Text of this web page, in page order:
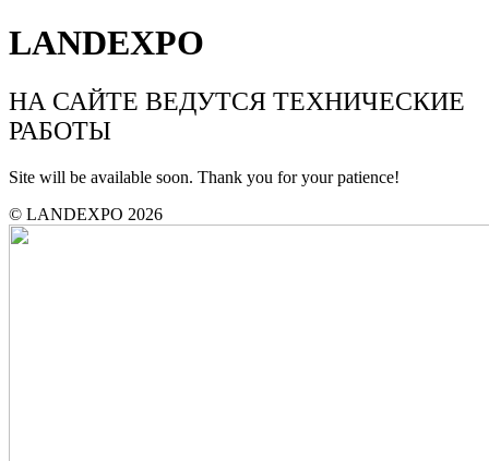
LANDEXPO
НА САЙТЕ ВЕДУТСЯ ТЕХНИЧЕСКИЕ
РАБОТЫ
Site will be available soon. Thank you for your patience!
© LANDEXPO 2026